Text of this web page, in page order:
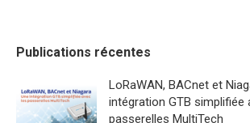
Publications récentes
LoRaWAN, BACnet et
intégration GTB simplifiée
passerelles MultiTech